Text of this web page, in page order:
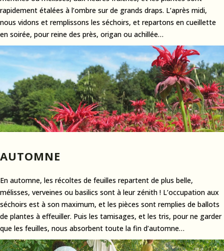
rapidement étalées à l’ombre sur de grands draps. L’après midi,
nous vidons et remplissons les séchoirs, et repartons en cueillette
en soirée, pour reine des près, origan ou achillée…
AUTOMNE
En automne, les récoltes de feuilles repartent de plus belle,
mélisses, verveines ou basilics sont à leur zénith ! L’occupation aux
séchoirs est à son maximum, et les pièces sont remplies de ballots
de plantes à effeuiller. Puis les tamisages, et les tris, pour ne garder
que les feuilles, nous absorbent toute la fin d’automne…